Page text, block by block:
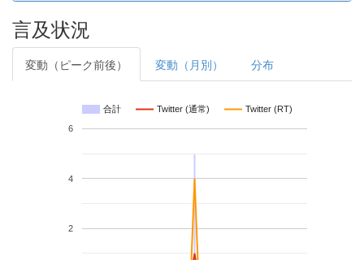
言及状況
変動（ピーク前後） 変動（月別） 分布
合計 Twitter (通常) Twitter (RT)
2
4
6